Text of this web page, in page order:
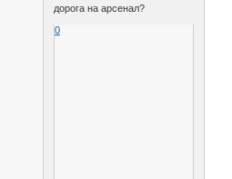
дорога на арсенал?
0